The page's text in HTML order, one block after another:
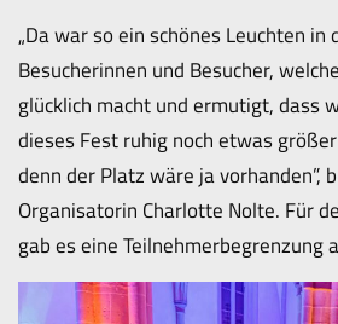
„Da war so ein schönes Leuchten in
Besucherinnen und Besucher,
glücklich macht und ermutigt, dass
dieses Fest ruhig noch etwas
denn der Platz wäre ja vorhanden”,
Organisatorin Charlotte Nolte. Für
gab es eine Teilnehmerbegrenzung